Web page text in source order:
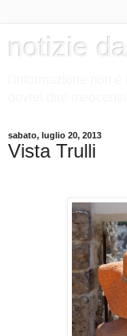
notizie
sabato, luglio 20, 2013
Vista Trulli